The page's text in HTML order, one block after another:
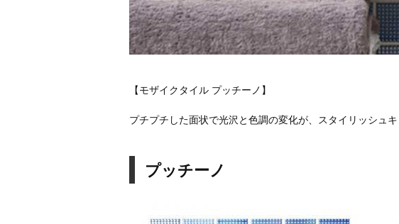
【モザイクタイル プッチーノ】
プチプチした面状で光沢と色調の変化が、スタイリッシュ
プッチーノ